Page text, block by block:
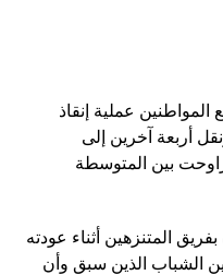
عملية إنقاذ
أربعة آخرين إلى
بين المتوسطة
المتنزهين أثناء عودته
الشباب الذين سبق وأن